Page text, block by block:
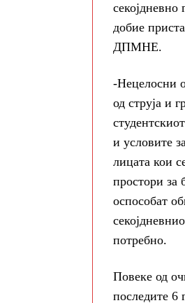
добие
ДПМНЕ.
-Нецелосни
од струја и
и условите
лицата кои
простори за
оспособат
потребно.
Повеке од
последите 6